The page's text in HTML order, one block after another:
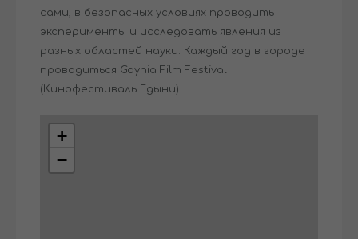
сами, в безопасных условиях проводить
эксперименты и исследовать явления из
разных областей науки. Каждый год в городе
проводиться Gdynia Film Festival
(Кинофестиваль Гдыни).
+
−